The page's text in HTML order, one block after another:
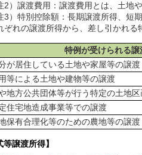
2）譲渡費用：譲渡費用とは、土地
3）特別控除額：長期譲渡所得、短
ぞれの譲渡所得から、差し引かれる
特例が受けられる譲
が居住している土地や家屋等の譲渡
等による土地や建物等の譲渡
地方公共団体等が行う特定の土地
住宅地造成事業等での譲渡
保有合理化等のための農地等の譲渡
等譲渡所得】